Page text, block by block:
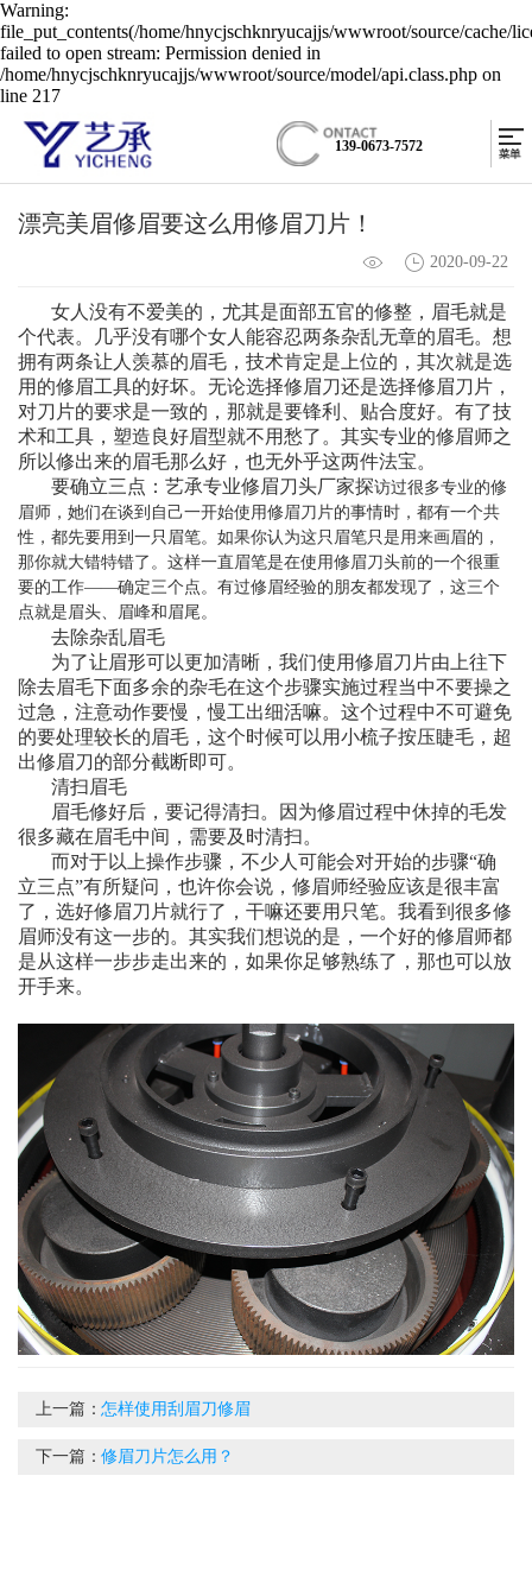
Warning:
file_put_contents(/home/hnycjschknryucajjs/wwwroot/source/cache/
failed to open stream: Permission denied in
/home/hnycjschknryucajjs/wwwroot/source/model/api.class.php on
line 217
139-0673-7572
漂亮美眉修眉要这么用修眉刀片！
2020-09-22
女人没有不爱美的，尤其是面部五官的修整，眉毛就是
个代表。几乎没有哪个女人能容忍两条杂乱无章的眉毛。想
拥有两条让人羡慕的眉毛，技术肯定是上位的，其次就是选
用的修眉工具的好坏。无论选择修眉刀还是选择修眉刀片，
对刀片的要求是一致的，那就是要锋利、贴合度好。有了技
术和工具，塑造良好眉型就不用愁了。其实专业的修眉师之
所以修出来的眉毛那么好，也无外乎这两件法宝。
要确立三点 ：艺承专业修眉刀头厂家探访过很多专业的修
眉师，她们在谈到自己一开始使用修眉刀片的事情时，都有一个共
性，都先要用到一只眉笔。如果你认为这只眉笔只是用来画眉的，
那你就大错特错了。这样一直眉笔是在使用修眉刀头前的一个很重
要的工作——确定三个点。有过修眉经验的朋友都发现了，这三个
点就是眉头、眉峰和眉尾。
去除杂乱眉毛
为了让眉形可以更加清晰，我们使用修眉刀片由上往下
除去眉毛下面多余的杂毛在这个步骤实施过程当中不要操之
过急，注意动作要慢，慢工出细活嘛。这个过程中不可避免
的要处理较长的眉毛，这个时候可以用小梳子按压睫毛，超
出修眉刀的部分截断即可。
清扫眉毛
眉毛修好后，要记得清扫。因为修眉过程中休掉的毛发
很多藏在眉毛中间，需要及时清扫。
而对于以上操作步骤，不少人可能会对开始的步骤“确
立三点”有所疑问，也许你会说，修眉师经验应该是很丰富
了，选好修眉刀片就行了，干嘛还要用只笔。我看到很多修
眉师没有这一步的。其实我们想说的是，一个好的修眉师都
是从这样一步步走出来的，如果你足够熟练了，那也可以放
开手来。
上一篇：怎样使用刮眉刀修眉
下一篇：修眉刀片怎么用？